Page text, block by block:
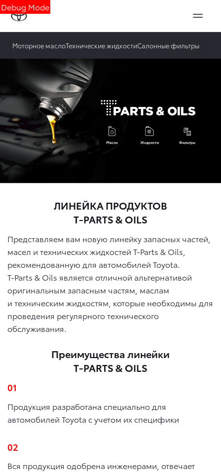
Debug Mode
Моторное маслоТехнические жидкостиСалонные фильтры
ЛИНЕЙКА ПРОДУКТОВ
T-PARTS & OILS
Представляем вам новую линейку запасных частей,
масел и технических жидкостей T-Parts & Oils,
рекомендованную для автомобилей Toyota.
T-Parts & Oils является отличной альтернативой
оригинальным запасным частям, маслам
и техническим жидкостям, которые необходимы для
проведения регулярного технического
обслуживания.
Преимущества линейки
T-PARTS & OILS
01
Продукция разработана специально для
автомобилей Toyota с учетом их специфики
02
Вся продукция одобрена инженерами, отвечает